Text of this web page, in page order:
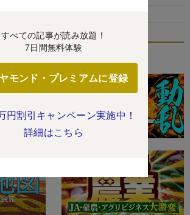
すべての記事が読み放題！
7日間無料体験
モンド・プレミアムに登録
円割引キャンペーン実施中！
詳細はこちら